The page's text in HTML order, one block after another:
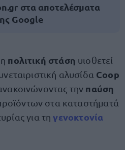
στα αποτελέσματα
Google
πολιτική στάση υιοθετεί
αλυσίδα Coop
την παύση
στα καταστήματά
για τηγενοκτονία